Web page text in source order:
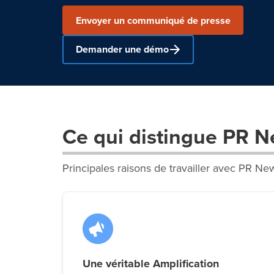
Envoyer un communiqué de presse
Demander une démo
Ce qui distingue PR
Principales raisons de travailler avec PR
Une véritable Amplification